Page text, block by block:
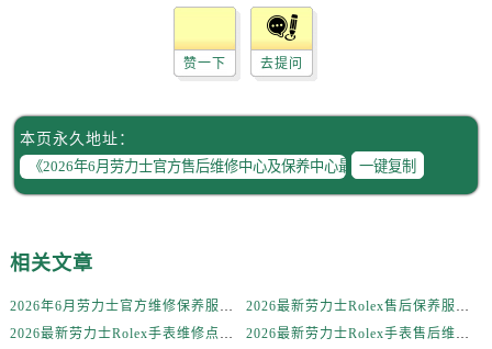
贵州省铜仁市碧江区民主路劳力士售后服务中心（需提前预约）
四川省成都市锦江区人民东路6号SAC东原中心24层2406B室劳力士售后服务中心（需提前预约）
赞一下 去提问
本页永久地址：
一键复制
相关文章
2026年6月劳力士官方维修保养服务站点地址变动补充确认终稿说明
2026最新劳力士Rolex售后保养服务中心地址实地探访报告
2026最新劳力士Rolex手表维修点地址考察报告
2026最新劳力士Rolex手表售后维修中心地址调研报告